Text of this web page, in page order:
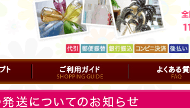
ご利用ガイド よくある質問